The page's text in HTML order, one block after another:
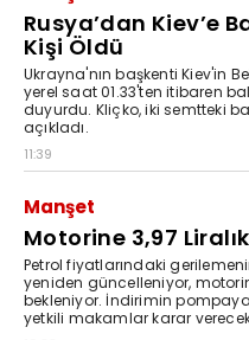
Rusya’dan Kiev’e
Kişi Öldü
Ukrayna'nın başkenti Kiev'in
yerel saat 01.33'ten itibaren
duyurdu. Kliçko, iki semtteki
açıkladı.
11:39
Manşet
Motorine 3,97
Petrol fiyatlarındaki
yeniden güncelleniyor,
bekleniyor. İndirimin
yetkili makamlar karar